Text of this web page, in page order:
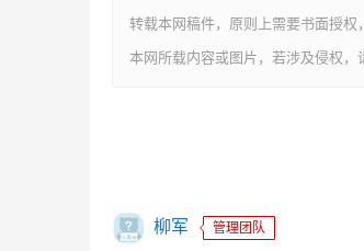
转载本网稿件，原则上需要书面授权
本网所载内容或图片，若涉及侵权，
柳军 管理团队